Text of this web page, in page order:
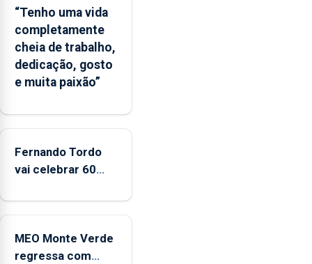
balnear
“Tenho uma vida
completamente
cheia de trabalho,
dedicação, gosto
e muita paixão”
Fernando Tordo
vai celebrar 60
no Coliseu
MEO Monte Verde
regressa com